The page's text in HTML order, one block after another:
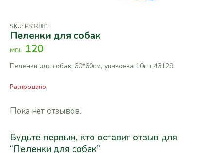
SKU: PS39881
Пеленки для собак
MDL 120
Пеленки для собак, 60*60см, упаковка 10шт,43129
Распродано
Пока нет отзывов.
Будьте первым, кто оставит отзыв для
“Пеленки для собак”